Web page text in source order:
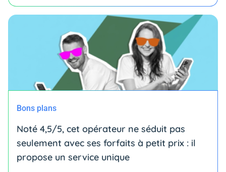
Bons plans
Noté 4,5/5, cet opérateur ne séduit pas
seulement avec ses forfaits à petit prix : il
propose un service unique